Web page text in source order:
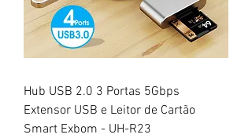
Hub USB 2.0 3 Portas 5Gbps
Extensor USB e Leitor de Cartão
Smart Exbom - UH-R23